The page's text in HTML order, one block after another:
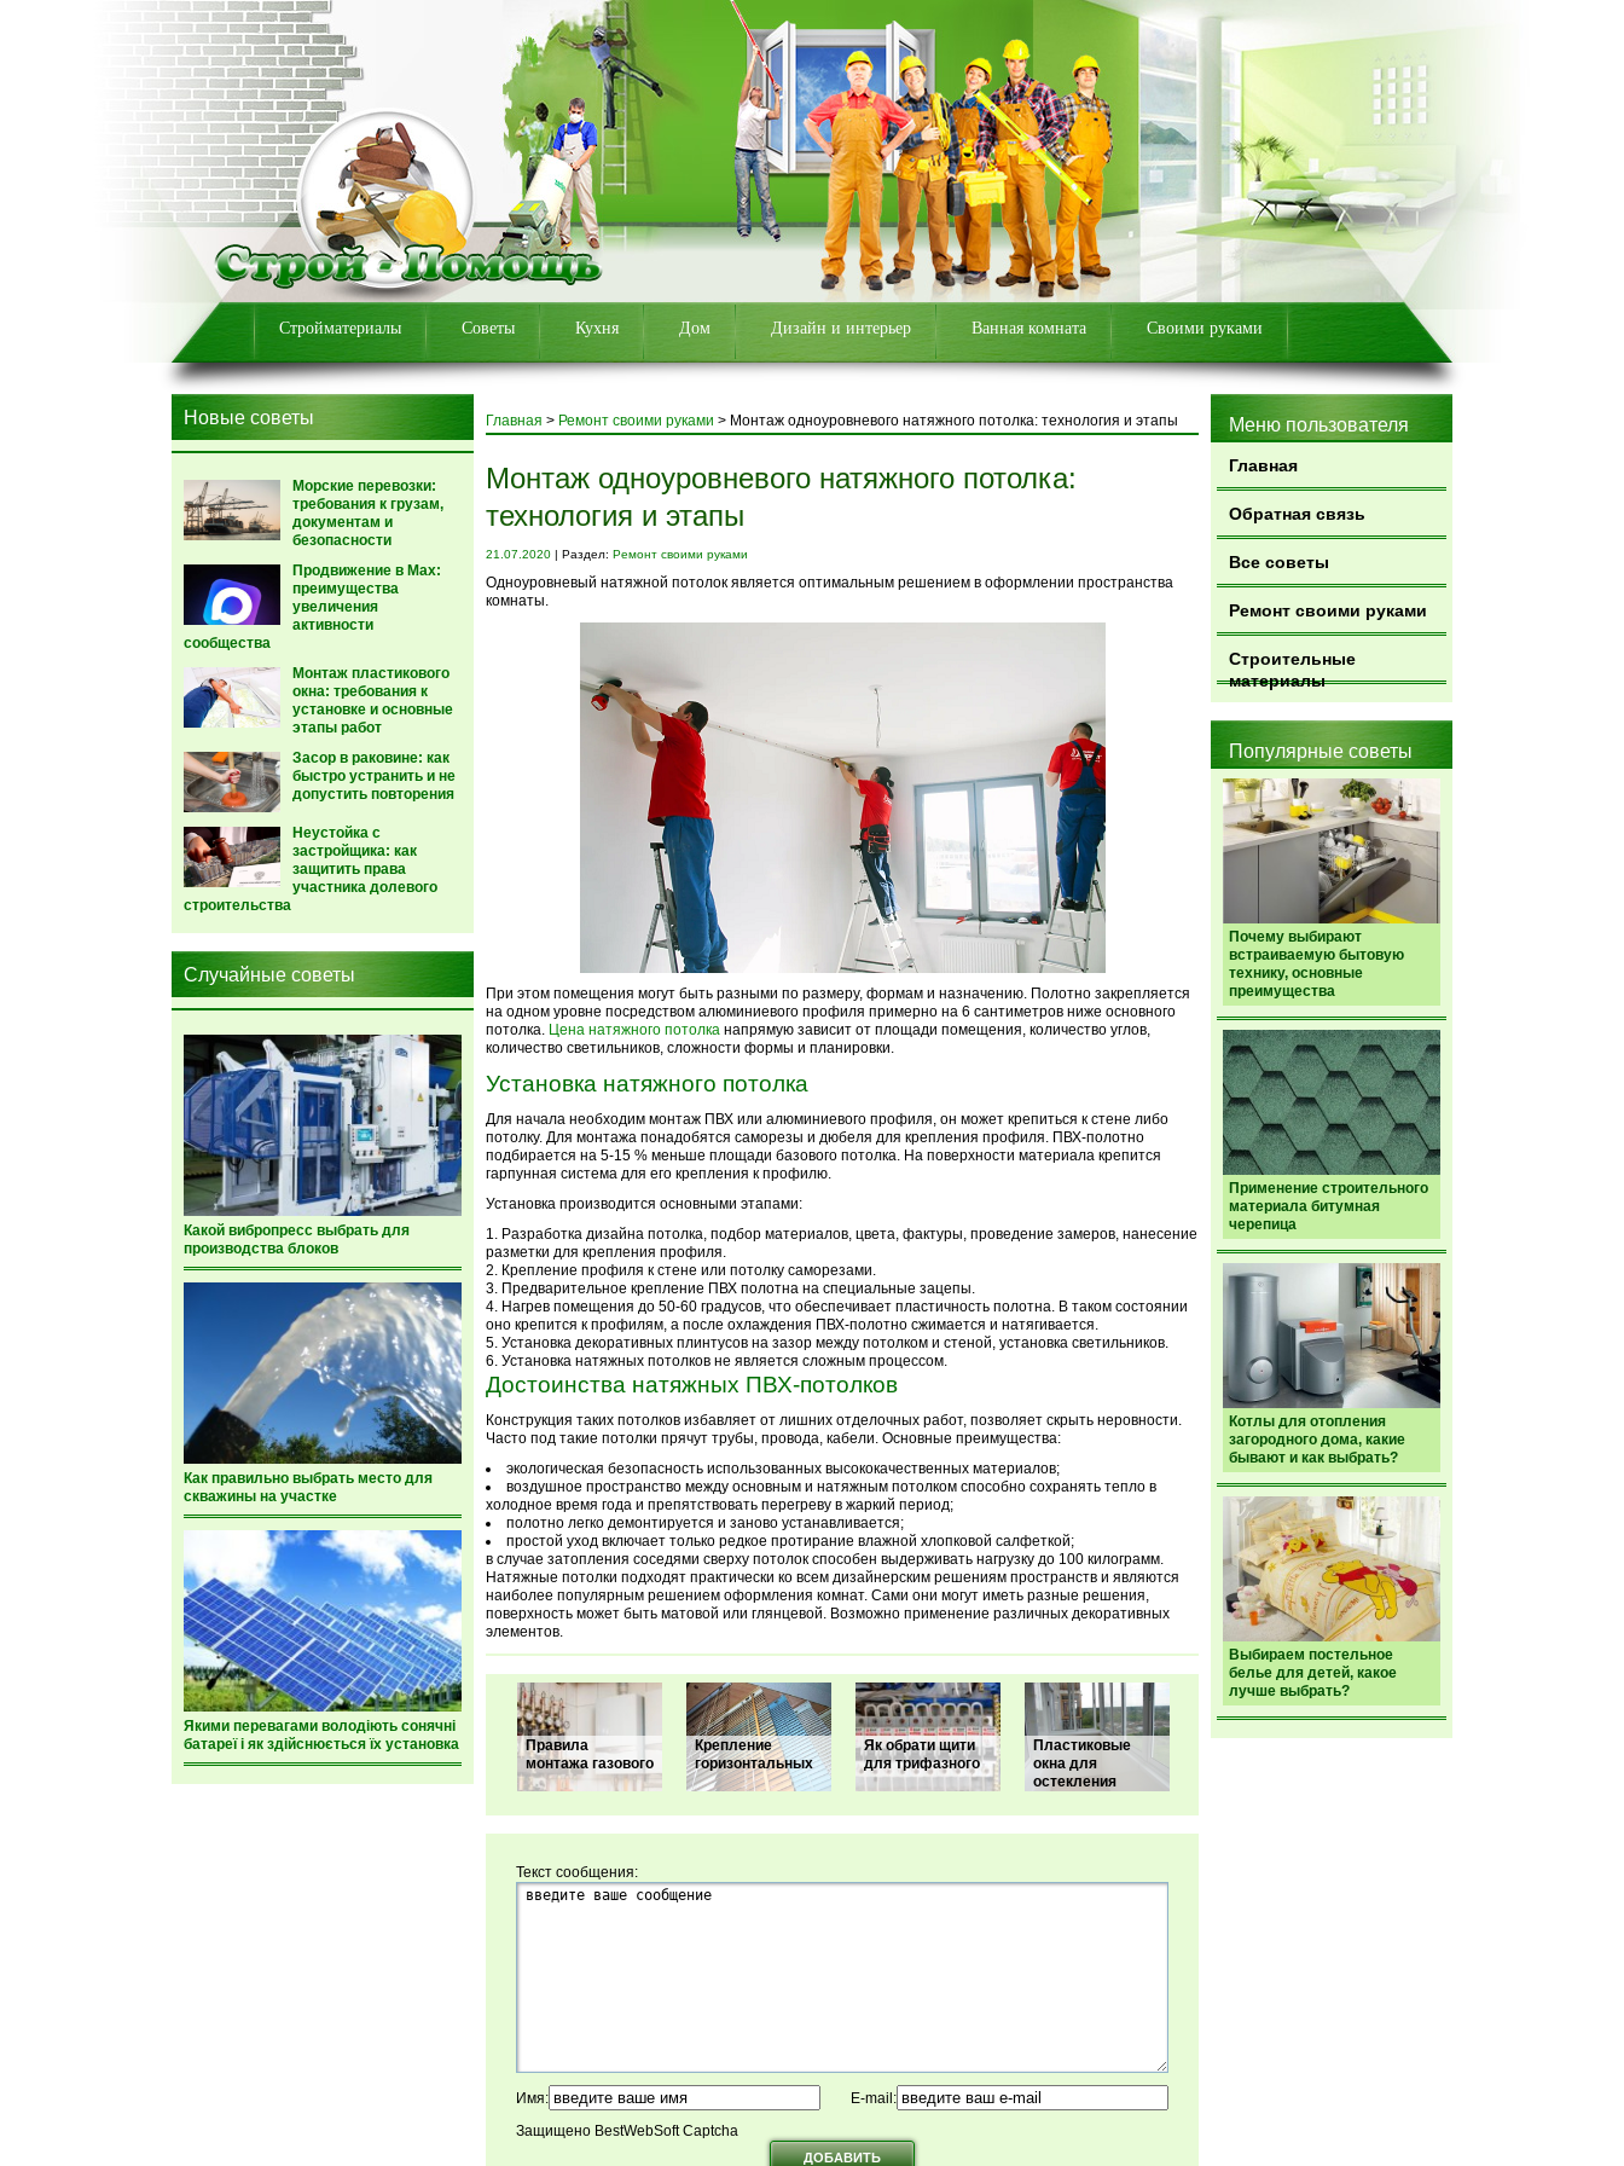
Стройматериалы Советы Кухня Дом Дизайн и интерьер Ванная комната Своими руками
Новые советы
Морские перевозки:
требования к грузам,
документам и
безопасности
Продвижение в Max:
преимущества
увеличения
активности
сообщества
Монтаж пластикового
окна: требования к
установке и основные
этапы работ
Засор в раковине: как
быстро устранить и не
допустить повторения
Неустойка с
застройщика: как
защитить права
участника долевого
строительства
Случайные советы
Какой вибропресс выбрать для
производства блоков
Как правильно выбрать место для
скважины на участке
Якими перевагами володіють сонячні
батареї і як здійснюється їх установка
Меню пользователя
Главная
Обратная связь
Все советы
Ремонт своими руками
Строительные
материалы
Популярные советы
Почему выбирают
встраиваемую бытовую
технику, основные
преимущества
Применение строительного
материала битумная
черепица
Котлы для отопления
загородного дома, какие
бывают и как выбрать?
Выбираем постельное
белье для детей, какое
лучше выбрать?
Главная > Ремонт своими руками > Монтаж одноуровневого натяжного потолка: технология и этапы
Монтаж одноуровневого натяжного потолка:
технология и этапы
21.07.2020 | Раздел: Ремонт своими руками
Одноуровневый натяжной потолок является оптимальным решением в оформлении пространства
комнаты.
При этом помещения могут быть разными по размеру, формам и назначению. Полотно закрепляется
на одном уровне посредством алюминиевого профиля примерно на 6 сантиметров ниже основного
потолка. Цена натяжного потолка напрямую зависит от площади помещения, количество углов,
количество светильников, сложности формы и планировки.
Установка натяжного потолка
Для начала необходим монтаж ПВХ или алюминиевого профиля, он может крепиться к стене либо
потолку. Для монтажа понадобятся саморезы и дюбеля для крепления профиля. ПВХ-полотно
подбирается на 5-15 % меньше площади базового потолка. На поверхности материала крепится
гарпунная система для его крепления к профилю.
Установка производится основными этапами:
Разработка дизайна потолка, подбор материалов, цвета, фактуры, проведение замеров, нанесение
разметки для крепления профиля.
Крепление профиля к стене или потолку саморезами.
Предварительное крепление ПВХ полотна на специальные зацепы.
Нагрев помещения до 50-60 градусов, что обеспечивает пластичность полотна. В таком состоянии
оно крепится к профилям, а после охлаждения ПВХ-полотно сжимается и натягивается.
Установка декоративных плинтусов на зазор между потолком и стеной, установка светильников.
Установка натяжных потолков не является сложным процессом.
Достоинства натяжных ПВХ-потолков
Конструкция таких потолков избавляет от лишних отделочных работ, позволяет скрыть неровности.
Часто под такие потолки прячут трубы, провода, кабели. Основные преимущества:
экологическая безопасность использованных высококачественных материалов;
воздушное пространство между основным и натяжным потолком способно сохранять тепло в
холодное время года и препятствовать перегреву в жаркий период;
полотно легко демонтируется и заново устанавливается;
простой уход включает только редкое протирание влажной хлопковой салфеткой;
в случае затопления соседями сверху потолок способен выдерживать нагрузку до 100 килограмм.
Натяжные потолки подходят практически ко всем дизайнерским решениям пространств и являются
наиболее популярным решением оформления комнат. Сами они могут иметь разные решения,
поверхность может быть матовой или глянцевой. Возможно применение различных декоративных
элементов.
Правила
монтажа газового
Крепление
горизонтальных
Як обрати щити
для трифазного
Пластиковые
окна для
остекления
Текст сообщения:
Имя:
E-mail:
Защищено BestWebSoft Captcha